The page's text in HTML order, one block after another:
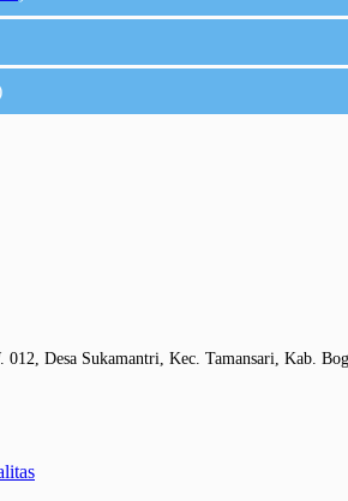
Desa Sukamantri, Kec. Tamansari, Kab.